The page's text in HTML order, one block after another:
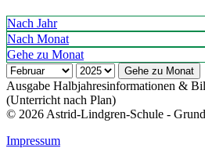
Nach Jahr
Nach Monat
Gehe zu Monat
Gehe zu Monat
Ausgabe Halbjahresinformationen &
(Unterricht nach Plan)
© 2026 Astrid-Lindgren-Schule -
Impressum